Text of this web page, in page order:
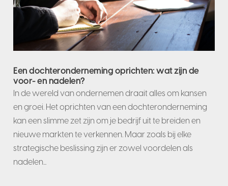
Een dochteronderneming oprichten: wat zijn de
voor- en nadelen?
In de wereld van ondernemen draait alles om kansen
en groei. Het oprichten van een dochteronderneming
kan een slimme zet zijn om je bedrijf uit te breiden en
nieuwe markten te verkennen. Maar zoals bij elke
strategische beslissing zijn er zowel voordelen als
nadelen...